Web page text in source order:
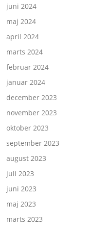
juni 2024
maj 2024
april 2024
marts 2024
februar 2024
januar 2024
december 2023
november 2023
oktober 2023
september 2023
august 2023
juli 2023
juni 2023
maj 2023
marts 2023